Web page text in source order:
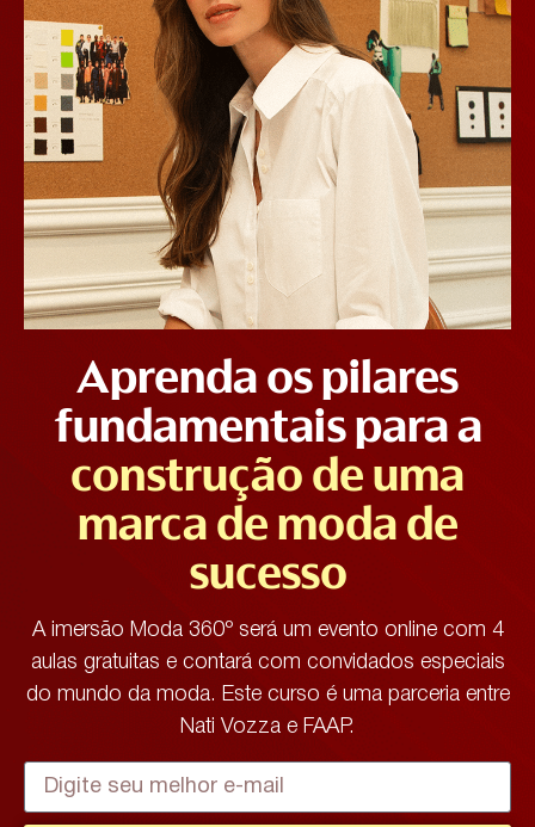
Aprenda os pilares
fundamentais para a
construção de uma
marca de moda de
sucesso
A imersão Moda 360º será um evento online com 4
aulas gratuitas e contará com convidados especiais
do mundo da moda. Este curso é uma parceria entre
Nati Vozza e FAAP.